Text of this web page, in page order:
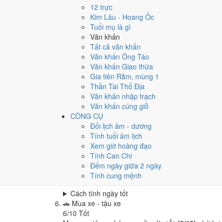
12 trực
Kim Lâu - Hoang Ốc
Tuổi mụ là gì
Văn khấn
Tất cả văn khấn
Văn khấn Ông Táo
Văn khấn Giao thừa
Gia tiên Rằm, mùng 1
Thần Tài Thổ Địa
Văn khấn nhập trạch
Văn khấn cúng giỗ
CÔNG CỤ
Đổi lịch âm - dương
Tính tuổi âm lịch
Xem giờ hoàng đạo
Tính Can Chi
Đếm ngày giữa 2 ngày
Tính cung mệnh
Cách tính ngày tốt
Khai trương - mở cửa hàng
Tốt
Khai trương - mở cửa hàng hôm nay ở
Cách tính ngày tốt
Ký hợp đồng - giao ước
Trung bình
Ký hợp đồng - giao ước hôm nay ở
Cách tính ngày tốt
🏗️ Động thổ - khởi công
Tốt
Động thổ - khởi công hôm nay ở
Cách tính ngày tốt
Nhập trạch - vào nhà mới
Tốt
Nhập trạch - vào nhà mới hôm nay ở
Cách tính ngày tốt
🚗 Mua xe - tậu xe
6/10 Tốt